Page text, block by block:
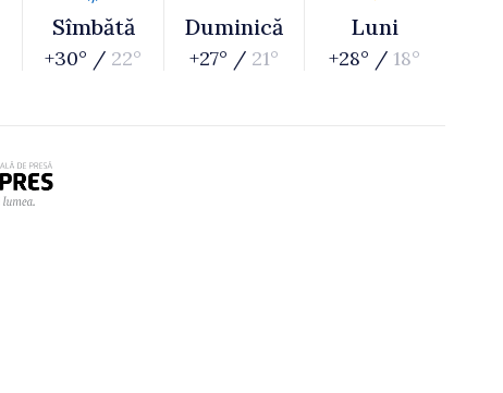
Sîmbătă
+30° / 22°
Duminică
+27° / 21°
Luni
+28° / 18°